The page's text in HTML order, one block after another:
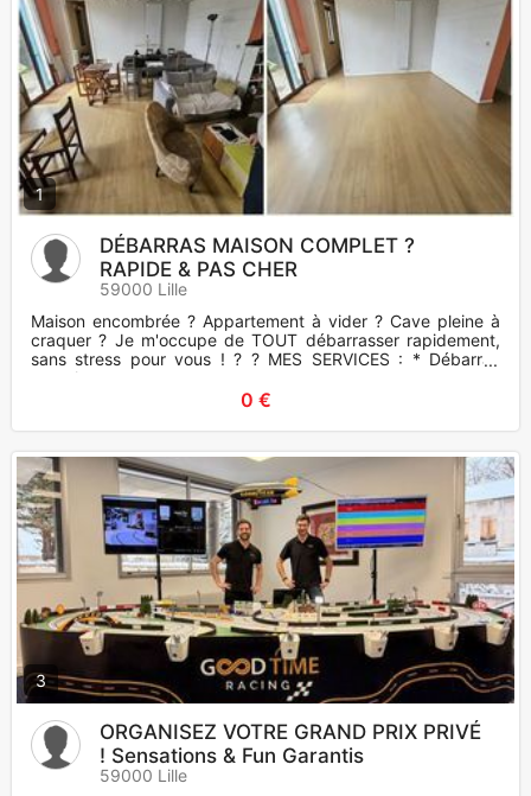
1
DÉBARRAS MAISON COMPLET ?
RAPIDE & PAS CHER
59000 Lille
Maison encombrée ? Appartement à vider ? Cave pleine à
craquer ? Je m'occupe de TOUT débarrasser rapidement,
sans stress pour vous ! ? ? MES SERVICES : * Débarras
compl
0 €
3
ORGANISEZ VOTRE GRAND PRIX PRIVÉ
! Sensations & Fun Garantis
59000 Lille